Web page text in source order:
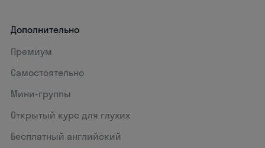
Дополнительно
Премиум
Самостоятельно
Мини-группы
Открытый курс для глухих
Бесплатный английский